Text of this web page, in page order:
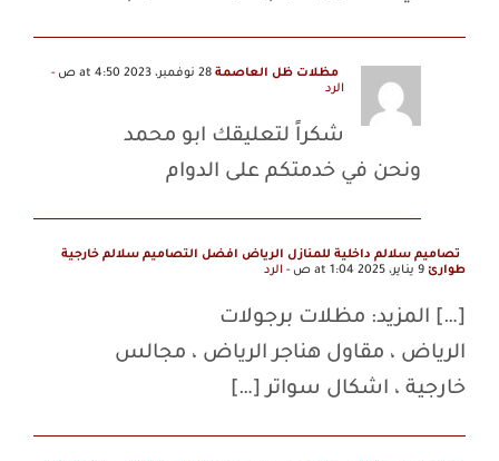
مظلات ظل العاصمة
-
الرد
شكراً لتعليقك ابو محمد
ونحن في خدمتكم على الدوام
تصاميم سلالم داخلية للمنازل الرياض افضل التصاميم سلالم خارجية
طوارئ
- الرد
[…] المزيد: مظلات برجولات
الرياض ، مقاول هناجر الرياض ، مجالس
خارجية ، اشكال سواتر […]